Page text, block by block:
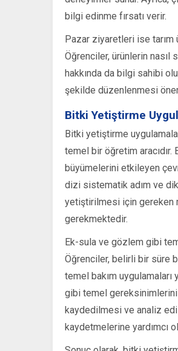
bilgi edinme fırsatı verir.
Pazar ziyaretleri ise
Öğrenciler, ürünlerin nasıl
hakkında da bilgi sahibi
şekilde düzenlenmesi
Bitki Yetiştirme
Bitki yetiştirme
temel bir öğretim aracıdır.
büyümelerini etkileyen
dizi sistematik adım ve
yetiştirilmesi için gereken
gerekmektedir.
Ek-sula ve gözlem gibi
Öğrenciler, belirli bir süre
temel bakım
gibi temel gereksinimlerini
kaydedilmesi ve analiz
kaydetmelerine yardımcı